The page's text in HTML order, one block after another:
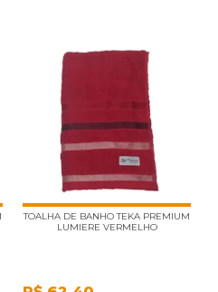
TOALHA DE BANHO TEKA PREMIUM
LUMIERE VERMELHO